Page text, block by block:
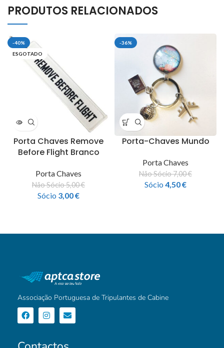
PRODUTOS RELACIONADOS
-40%
ESGOTADO
Porta Chaves Remove
Before Flight Branco
Porta Chaves
Não Sócio5,00€
Sócio 3,00€
-36%
Porta-Chaves Mundo
Porta Chaves
Não Sócio7,00€
Sócio 4,50€
Associação Portuguesa de Tripulantes de Cabine